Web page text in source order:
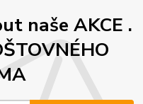
naše AKCE .